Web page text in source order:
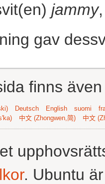
jammy
gav
finns
Deutsch English suomi
中文 (Zhongwen,简) 中文
. Ubuntu